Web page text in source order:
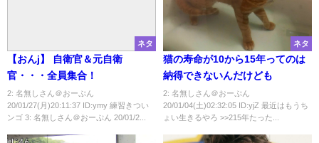
ネタ
【おんj】 自衛官＆元自衛
官・・・全員集合！
2: 名無しさん＠おーぷん
20/01/27(月)20:11:37 ID:ymy 練習きつい
ンゴ 3: 名無しさん＠おーぷん 20/01/2...
ネタ
猫の寿命が10から15年ってのは
納得できないんだけども
2: 名無しさん＠おーぷん
20/01/04(土)02:32:05 ID:yjZ 最近はもうち
ょい生きるやろ >>215年たった...